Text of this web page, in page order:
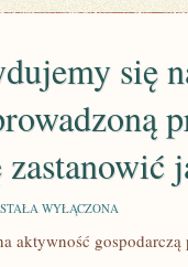
się
zastanowić
WYŁĄCZONA
aktywność